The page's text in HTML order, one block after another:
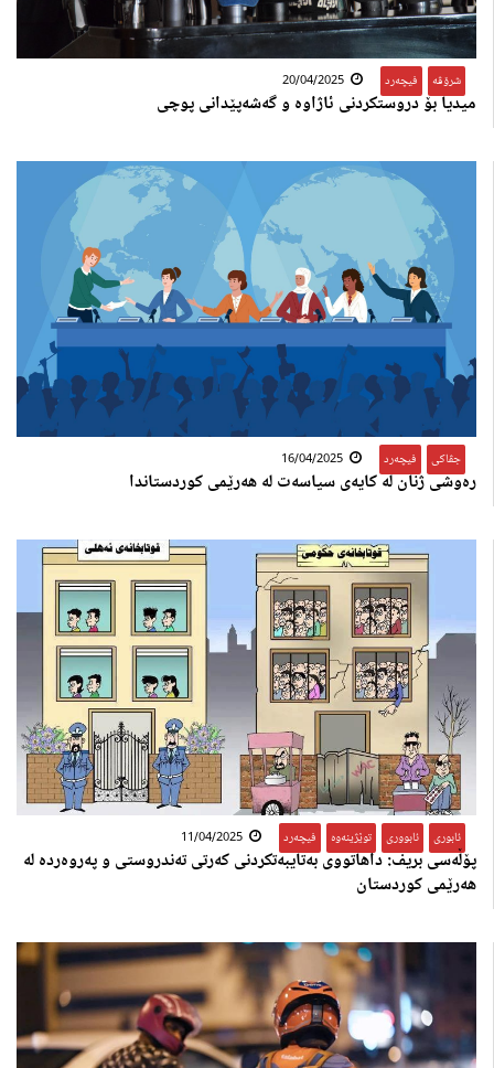
شرۆڤە فیچەرد 20/04/2025
میدیا بۆ دروستکردنی ئاژاوە و گەشەپێدانی پوچی
جڤاکی فیچەرد 16/04/2025
رەوشی ژنان لە کایەی سیاسەت لە هەرێمی کوردستاندا
ئابوری ئابووری توێژینەوە فیچەرد 11/04/2025
پۆڵەسی بریف: داهاتووی بەتایبه‌تكردنی کەرتی تەندروستی و پەروەردە له‌
هه‌رێمی كوردستان